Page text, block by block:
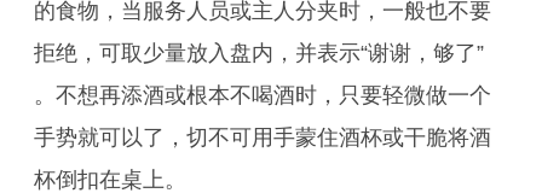
的食物，当服务人员或主人分夹时，一般也不要
拒绝，可取少量放入盘内，并表示“谢谢，够了”
。不想再添酒或根本不喝酒时，只要轻微做一个
手势就可以了，切不可用手蒙住酒杯或干脆将酒
杯倒扣在桌上。